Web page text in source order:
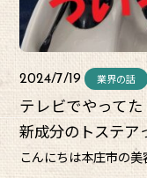
2024/7/19 業界の話
テレビでやって
新成分のトステア
こんにちは本庄市の